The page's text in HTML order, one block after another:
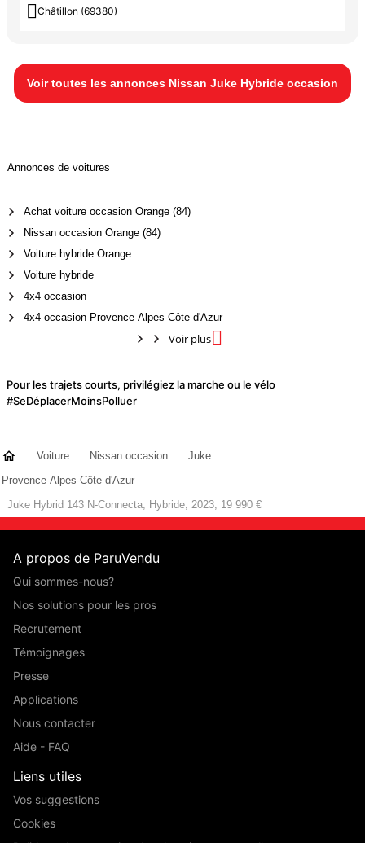
 Châtillon (69380)
Voir toutes les annonces Nissan Juke Hybride occasion
Annonces de voitures
Achat voiture occasion Orange (84)
Nissan occasion Orange (84)
Voiture hybride Orange
Voiture hybride
4x4 occasion
4x4 occasion Provence-Alpes-Côte d'Azur
Voir plus
Pour les trajets courts, privilégiez la marche ou le vélo
#SeDéplacerMoinsPolluer
Voiture Nissan occasion
Juke
Provence-Alpes-Côte d'Azur
Juke Hybrid 143 N-Connecta, Hybride, 2023, 19 990 €
A propos de ParuVendu
Qui sommes-nous?
Nos solutions pour les pros
Recrutement
Témoignages
Presse
Applications
Nous contacter
Aide - FAQ
Liens utiles
Vos suggestions
Cookies